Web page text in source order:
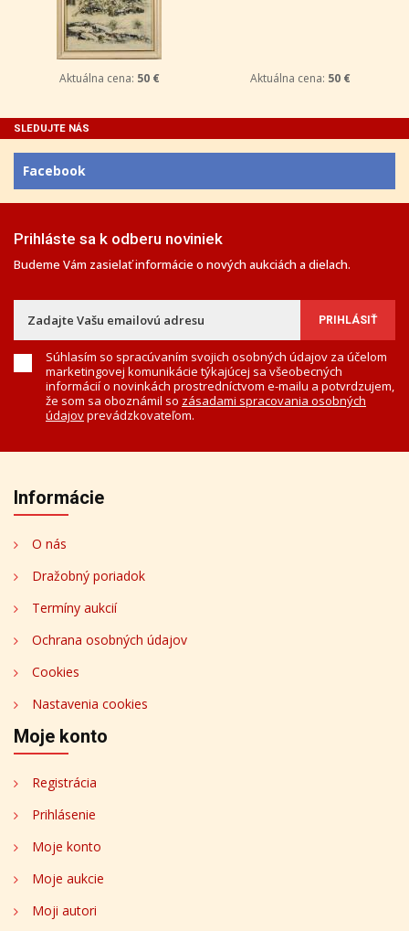
Aktuálna cena: 50 € Aktuálna cena: 50 €
SLEDUJTE NÁS
Facebook
Prihláste sa k odberu noviniek
Budeme Vám zasielať informácie o nových aukciách a dielach.
Súhlasím so spracúvaním svojich osobných údajov za účelom
marketingovej komunikácie týkajúcej sa všeobecných
informácií o novinkách prostredníctvom e-mailu a potvrdzujem,
že som sa oboznámil so zásadami spracovania osobných
údajovprevádzkovateľom.
Informácie
O nás
Dražobný poriadok
Termíny aukcií
Ochrana osobných údajov
Cookies
Nastavenia cookies
Moje konto
Registrácia
Prihlásenie
Moje konto
Moje aukcie
Moji autori